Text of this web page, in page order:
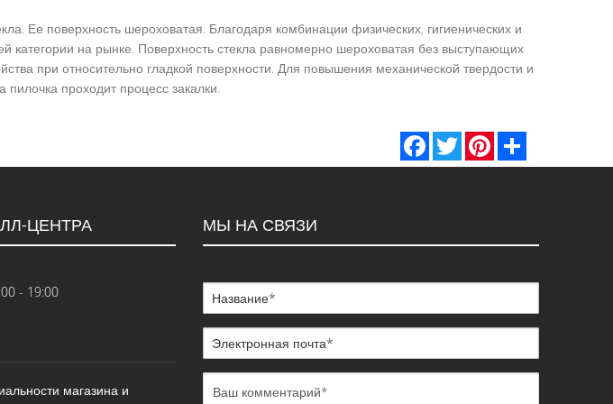
Ее поверхность шероховатая. Благодаря комбинации физических, гигиенических и
категории на рынке. Поверхность стекла равномерно шероховатая без выступающих
при относительно гладкой поверхности. Для повышения механической твердости и
пилочка проходит процесс закалки.
Facebook
Twitter Pinterest
ЦЕНТРА
- 19:00
магазина и
МЫ НА СВЯЗИ